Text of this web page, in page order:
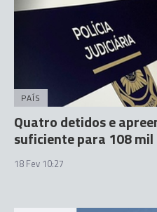
PAÍS
Quatro detidos e
suficiente para 108 mil
18 Fev 10:27